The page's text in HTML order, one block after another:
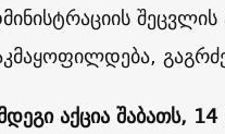
აქცია შაბათს,